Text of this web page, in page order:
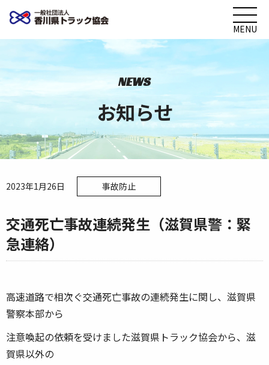
MENU
NEWS
お知らせ
2023年1月26日 事故防止
交通死亡事故連続発生（滋賀県警：緊
急連絡）
高速道路で相次ぐ交通死亡事故の連続発生に関し、滋賀県
警察本部から
注意喚起の依頼を受けました滋賀県トラック協会から、滋
賀県以外の